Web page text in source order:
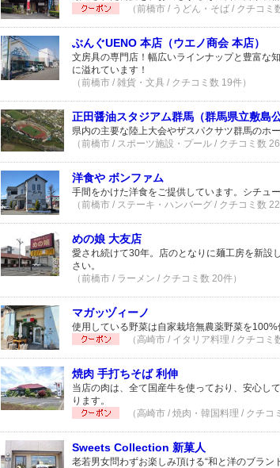
（前橋市 / うどん・そば / クチコミ
ぶんぐUENO 本店（ウエノ商会 本店）
文房具の専門店！幅広いラインナップと豊富な
に溢れています！
（前橋市 / 雑貨・文具 / クチコミ数 19件）
正田醤油スタジアム群馬（群馬県立敷島
県内の主要な陸上大会やザスパクサツ群馬のホ
（前橋市 / スポーツ施設・プール / クチコミ数 26
洋食や ボンファム
手間をかけた洋食をご提供しています。シチュ
（前橋市 / ステーキ・ハンバーグ / クチコミ数 22
めの娘 大友店
愛され続けて30年。店のとなりに麺工房を新設
さい。
（前橋市 / ラーメン / クチコミ数 20件）
マガッヅィーノ
使用している野菜は自家栽培無農薬野菜を100%
（高崎市 / イタリア料理 / クチコミ
焼肉 手打ちそば 利伸
当店の肉は、全て国産牛を使っており、安心し
ります。
（高崎市 / 焼肉・韓国料理 / クチコ
Sweets Collection 新菓人
老若男女問わずお楽しみ頂ける“和と洋のブラン